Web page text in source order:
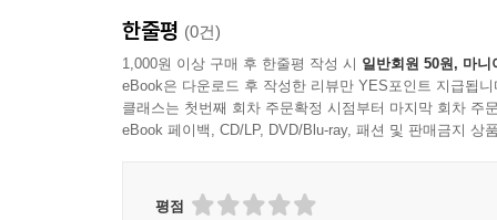
한줄평 (0건)
1,000원 이상 구매 후 한줄평 작성 시 일반회원 50원, 마니
eBook은 다운로드 후 작성한 리뷰만 YES포인트 지급됩니
클래스는 첫번째 회차 주문확정 시점부터 마지막 회차 주
eBook 페이백, CD/LP, DVD/Blu-ray, 패션 및 판매금지 상
평점